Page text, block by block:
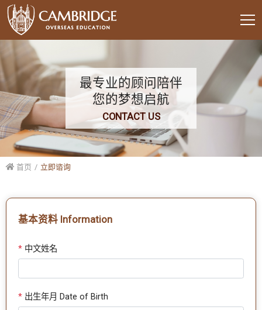
最专业的顾问陪伴
您的梦想启航
CONTACT US
首页 立即谘询
基本资料 Information
* 中文姓名
* 出生年月 Date of Birth